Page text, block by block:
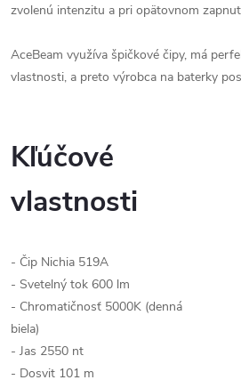
zvolenú intenzitu a pri opätovnom
AceBeam využíva špičkové čipy, má
vlastnosti, a preto výrobca na baterky
Kľúčové
vlastnosti
- Čip Nichia 519A
- Svetelný tok 600 lm
- Chromatičnosť 5000K (denná
biela)
- Jas 2550 nt
- Dosvit 101 m